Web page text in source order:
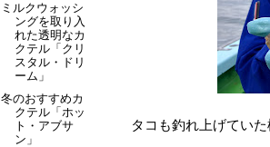
タコも釣れ上げてい
ミルクウォッシ
ングを取り入
れた透明なカ
クテル「クリ
スタル・ドリ
ーム」
冬のおすすめカ
クテル「ホッ
ト・アブサ
ン」